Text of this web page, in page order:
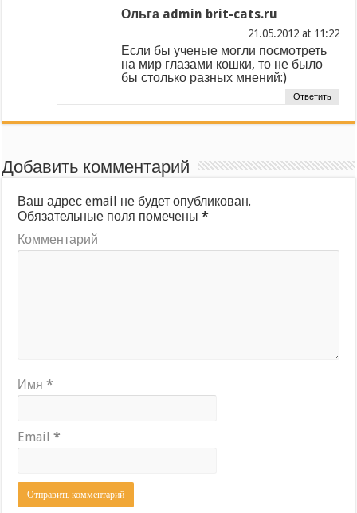
Ольга admin brit-cats.ru
at
Если бы ученые могли посмотреть
на мир глазами кошки, то не было
бы столько разных мнений:)
Ответить
Добавить комментарий
Ваш адрес email не будет опубликован.
Обязательные поля помечены*
Комментарий
Имя*
Email*